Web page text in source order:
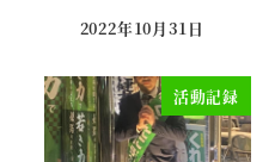
投稿日
2022年10月31日
活動記録